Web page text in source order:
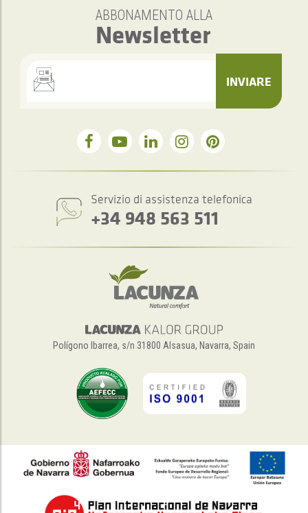
ABBONAMENTO ALLA
Newsletter
INVIARE
Servizio di assistenza telefonica
+34 948 563 511
Polígono Ibarrea, s/n 31800 Alsasua, Navarra, Spain